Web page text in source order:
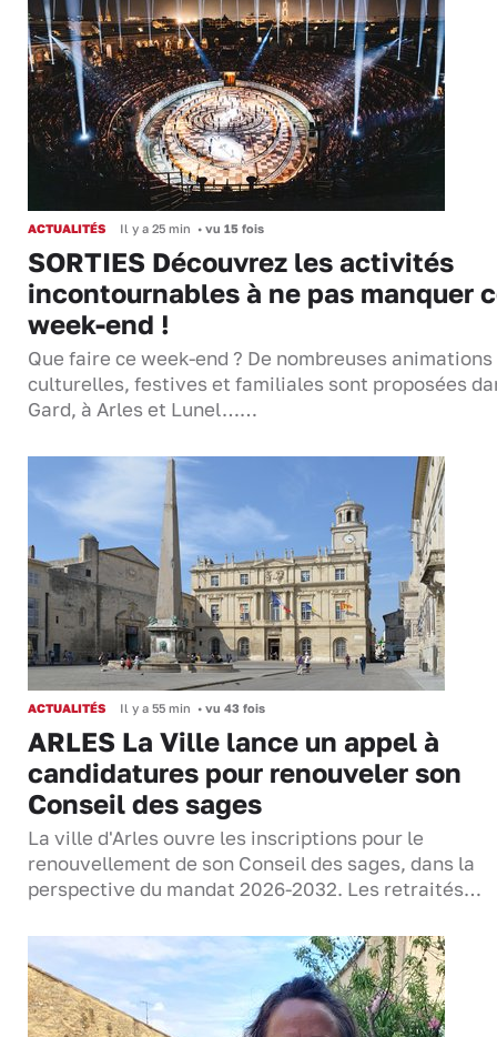
ACTUALITÉS Il y a 25 min • vu 15 fois
SORTIES Découvrez les activités
incontournables à ne pas manquer
week-end !
Que faire ce week-end ? De nombreuses animations
culturelles, festives et familiales sont proposées
Gard, à Arles et Lunel……
ACTUALITÉS Il y a 55 min • vu 43 fois
ARLES La Ville lance un appel à
candidatures pour renouveler son
Conseil des sages
La ville d'Arles ouvre les inscriptions pour le
renouvellement de son Conseil des sages, dans la
perspective du mandat 2026-2032. Les retraités…